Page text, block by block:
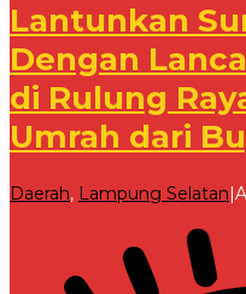
Lantunkan
Dengan
di Rulung
Umrah dari
Daerah, Lampung Selatan|